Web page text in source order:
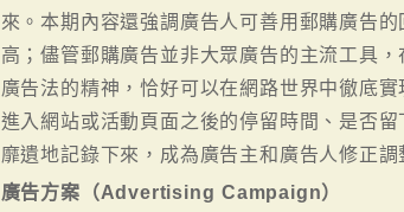
來。本期內容還強調廣告人可善用郵購廣告
高；儘管郵購廣告並非大眾廣告的主流工具
廣告法的精神，恰好可以在網路世界中徹底
進入網站或活動頁面之後的停留時間、是否
靡遺地記錄下來，成為廣告主和廣告人修正
廣告方案（Advertising Campaign）